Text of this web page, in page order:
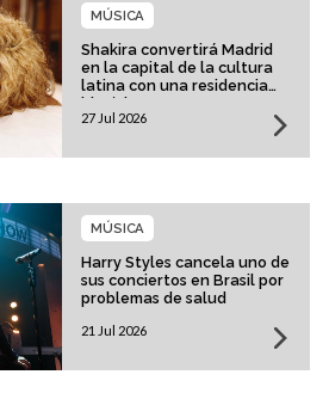
Shakira convertirá Madrid
en la capital de la cultura
latina con una residencia
histórica
MÚSICA
27 Jul 2026
Harry Styles cancela uno de
sus conciertos en Brasil por
problemas de salud
MÚSICA
21 Jul 2026